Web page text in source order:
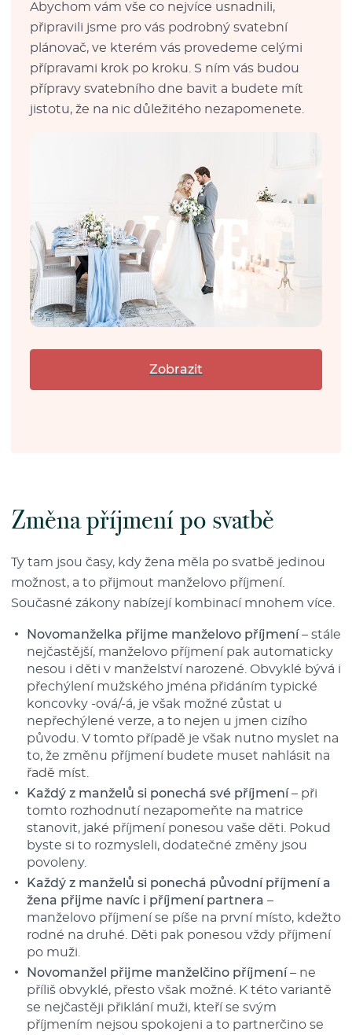
Abychom vám vše co nejvíce usnadnili,
připravili jsme pro vás podrobný svatební
plánovač, ve kterém vás provedeme celými
přípravami krok po kroku. S ním vás budou
přípravy svatebního dne bavit a budete mít
jistotu, že na nic důležitého nezapomenete.
Zobrazit
Změna příjmení po svatbě
Ty tam jsou časy, kdy žena měla po svatbě jedinou
možnost, a to přijmout manželovo příjmení.
Současné zákony nabízejí kombinací mnohem více.
Novomanželka přijme manželovo příjmení – stále
nejčastější, manželovo příjmení pak automaticky
nesou i děti v manželství narozené. Obvyklé bývá i
přechýlení mužského jména přidáním typické
koncovky -ová/-á, je však možné zůstat u
nepřechýlené verze, a to nejen u jmen cizího
původu. V tomto případě je však nutno myslet na
to, že změnu příjmení budete muset nahlásit na
řadě míst.
Každý z manželů si ponechá své příjmení – při
tomto rozhodnutí nezapomeňte na matrice
stanovit, jaké příjmení ponesou vaše děti. Pokud
byste si to rozmysleli, dodatečné změny jsou
povoleny.
Každý z manželů si ponechá původní příjmení a
žena přijme navíc i příjmení partnera –
manželovo příjmení se píše na první místo, kdežto
rodné na druhé. Děti pak ponesou vždy příjmení
po muži.
Novomanžel přijme manželčino příjmení – ne
příliš obvyklé, přesto však možné. K této variantě
se nejčastěji přiklání muži, kteří se svým
příjmením nejsou spokojeni a to partnerčino se